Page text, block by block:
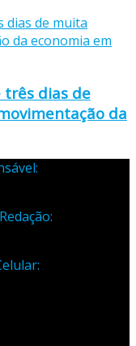
três dias de
da
Redação: